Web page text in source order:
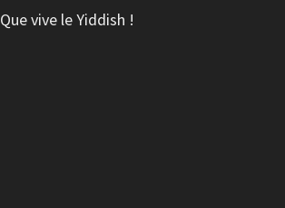
Que vive le Yiddish !